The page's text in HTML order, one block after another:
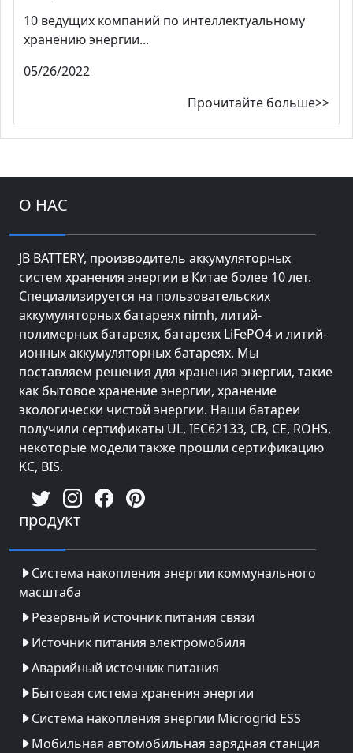
10 ведущих компаний по интеллектуальному
хранению энергии...
05/26/2022
Прочитайте больше>>
О НАС
JB BATTERY, производитель аккумуляторных
систем хранения энергии в Китае более 10 лет.
Специализируется на пользовательских
аккумуляторных батареях nimh, литий-
полимерных батареях, батареях LiFePO4 и литий-
ионных аккумуляторных батареях. Мы
поставляем решения для хранения энергии, такие
как бытовое хранение энергии, хранение
экологически чистой энергии. Наши батареи
получили сертификаты UL, IEC62133, CB, CE, ROHS,
некоторые модели также прошли сертификацию
KC, BIS.
продукт
Система накопления энергии коммунального
масштаба
Резервный источник питания связи
Источник питания электромобиля
Аварийный источник питания
Бытовая система хранения энергии
Система накопления энергии Microgrid ESS
Мобильная автомобильная зарядная станция